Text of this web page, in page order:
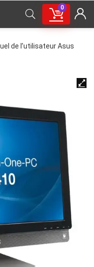
0
de l’utilisateur Asus